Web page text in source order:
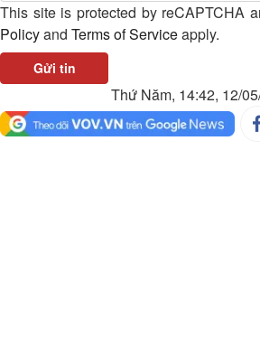
This site is protected by reCAPTCHA
Policyand Terms of Serviceapply.
Gửi tin
Thứ Năm, 14:42, 12/